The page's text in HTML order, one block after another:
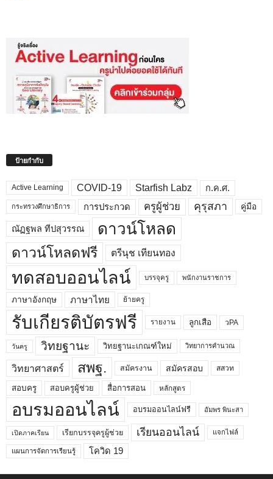
ป้ายกำกับ
Active Learning COVID-19 Starfish Labz ก.ค.ศ.
กระทรวงศึกษาธิการ การประกวด ครูผู้ช่วย คุรุสภา คู่มือ
ณัฏฐพล ทีปสุวรรณ ดาวน์โหลด
ดาวน์โหลดฟรี ตรีนุช เทียนทอง
ทดสอบออนไลน์ บรรจุครู พนักงานราชการ
ภาษาอังกฤษ ภาษาไทย ย้ายครู
รับเกียรติบัตรฟรี รายงาน ลูกเสือ วPA
วันครู วิทยฐานะ วิทยฐานะเกณฑ์ใหม่ วิทยาการคำนวณ
วิทยาศาสตร์ สพฐ. สมัครงาน สมัครสอบ สสวท
สอบครู สอบครูผู้ช่วย สื่อการสอน หลักสูตร
อบรมออนไลน์ อบรมออนไลน์ฟรี อัมพร พินะสา
เปิดภาคเรียน เรียกบรรจุครูผู้ช่วย เรียนออนไลน์ แจกไฟล์
แผนการจัดการเรียนรู้ โควิด 19